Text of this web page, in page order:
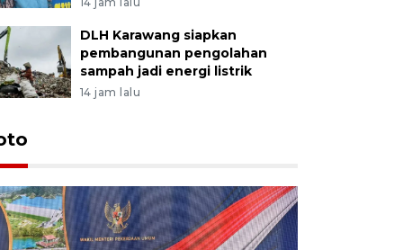
DLH Karawang siapkan
pembangunan pengolahan
sampah jadi energi listrik
14 jam lalu